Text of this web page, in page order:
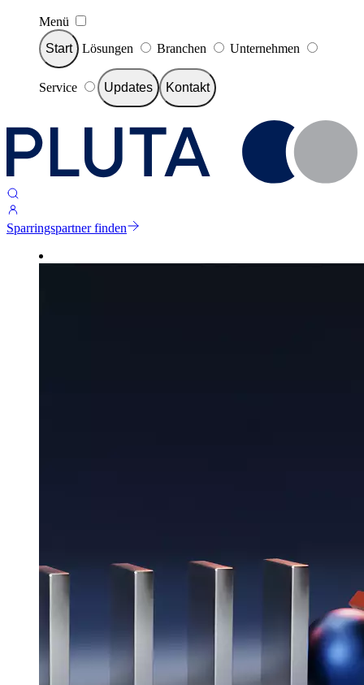
Menü
Start
Lösungen Branchen Unternehmen
Service Updates Kontakt
Sparringspartner finden